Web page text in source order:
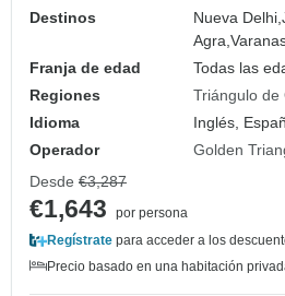
Destinos
Nueva Delhi,
Agra,
Franja de edad
Todas las
Regiones
Triángulo de
Idioma
Inglés,
Operador
Golden
Desde €3,287
€1,643
por persona
Regístrate para acceder a los
Precio basado en una habitación